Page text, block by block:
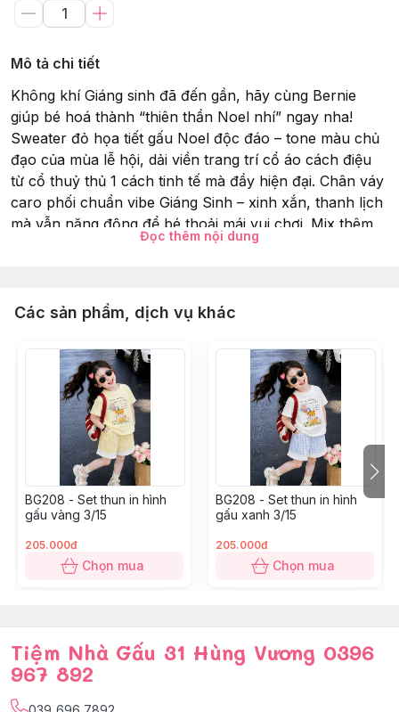
Mô tả chi tiết
Không khí Giáng sinh đã đến gần, hãy cùng Bernie
giúp bé hoá thành “thiên thần Noel nhí” ngay nha!
Sweater đỏ họa tiết gấu Noel độc đáo – tone màu chủ
đạo của mùa lễ hội, dải viền trang trí cổ áo cách điệu
từ cổ thuỷ thủ 1 cách tinh tế mà đầy hiện đại. Chân váy
caro phối chuẩn vibe Giáng Sinh – xinh xắn, thanh lịch
mà vẫn năng động để bé thoải mái vui chơi. Mix thêm
đôi boots da là auto nổi bật, đi chơi – chụp hình – dự
con mình tỏa sáng trong từng khung hình, vừa ấm, vừa
80: 10-12kg
90: 12-14kg
100: 14-16kg
110: 16-18kg
120: 18-20kg
130: 20-25kg
Đọc thêm nội dung
Các sản phẩm, dịch vụ khác
BG208 - Set thun in hình
gấu vàng 3/15
205.000đ
Chọn mua
BG208 - Set thun in hình
gấu xanh 3/15
205.000đ
Chọn mua
Tiệm Nhà Gấu 31 Hùng Vương 0396
967 892